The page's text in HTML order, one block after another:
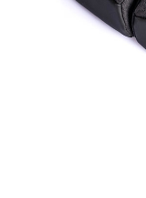
恩沛科技股份有限公司